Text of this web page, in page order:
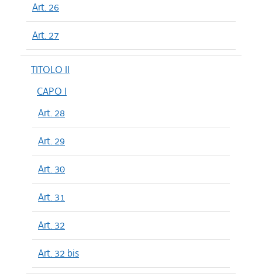
Art. 26
Art. 27
TITOLO II
CAPO I
Art. 28
Art. 29
Art. 30
Art. 31
Art. 32
Art. 32 bis